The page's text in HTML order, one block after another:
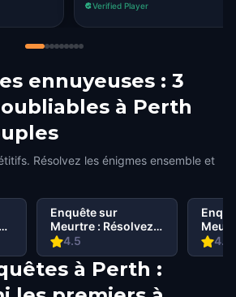
Verified Player
ennuyeuses : 3
à Perth
Résolvez les énigmes ensemble et
4.5
Enquête sur
Meurtre : Résolvez
le Cas à South Perth
Perth
le
à Perth :